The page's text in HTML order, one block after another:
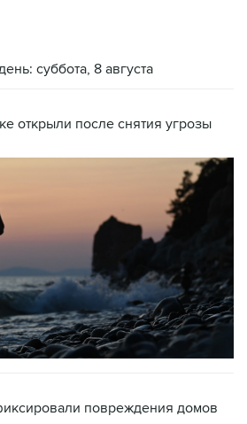
суббота, 8 августа
открыли после снятия угрозы
повреждения домов